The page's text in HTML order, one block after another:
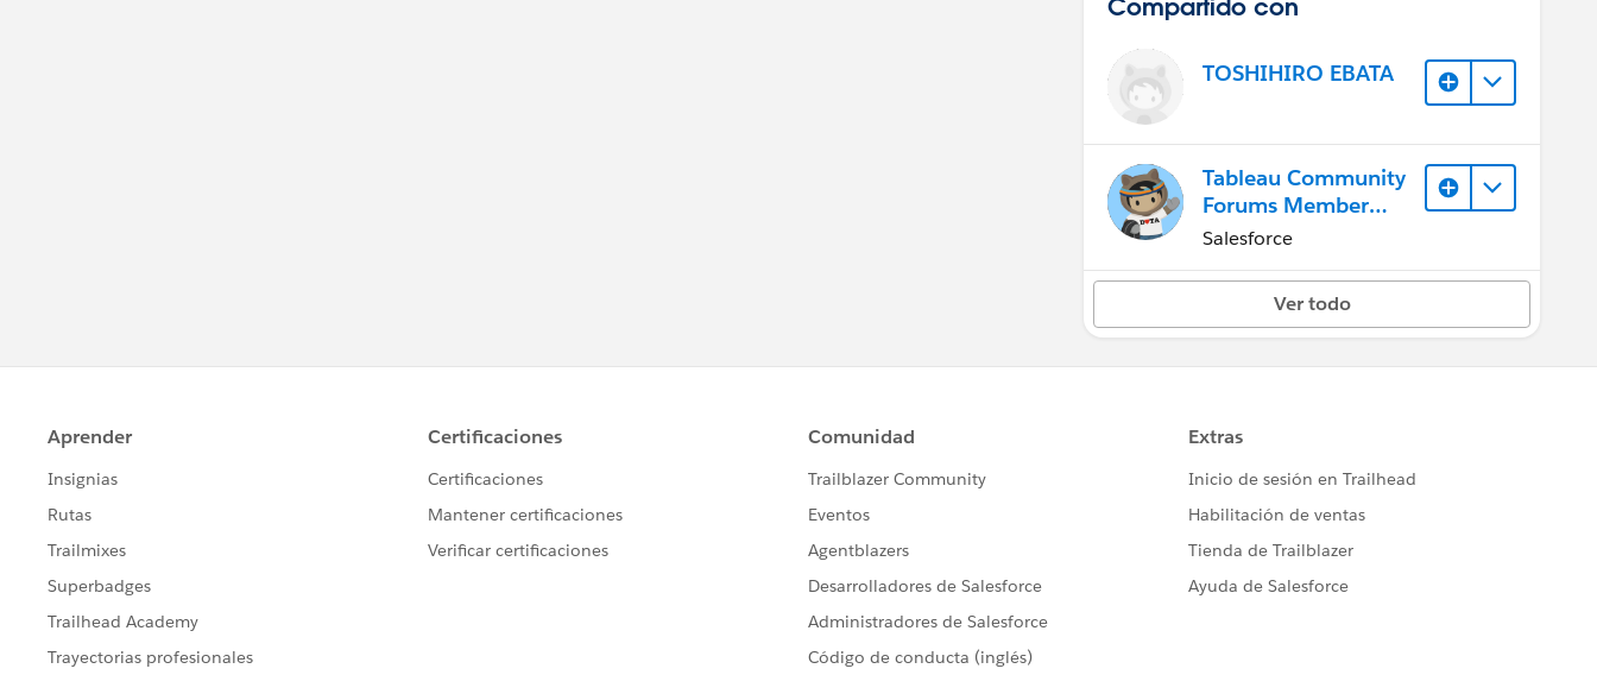
Compartido con
TOSHIHIRO EBATA
Tableau Community
Forums Member
(Inactive)
Salesforce
Ver todo